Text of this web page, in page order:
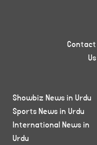
Contact
Us
Showbiz News in Urdu
Sports News in Urdu
International News in
Urdu